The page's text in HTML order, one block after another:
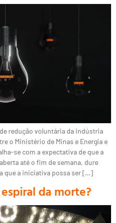
redução voluntária da indústria
o Ministério de Minas e Energia e
se com a expectativa de que a
até o fim de semana, dure
que a iniciativa possa ser […]
espiral da morte?